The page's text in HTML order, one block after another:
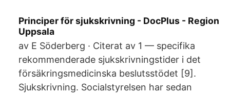
Principer för sjukskrivning - DocPlus - Region
Uppsala
av E Söderberg · Citerat av 1 — specifika
rekommenderade sjukskrivningstider i det
försäkringsmedicinska beslutsstödet [9].
Sjukskrivning. Socialstyrelsen har sedan